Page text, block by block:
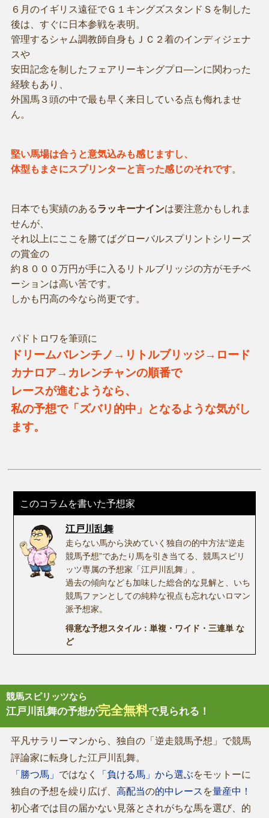
６月のイギリス遠征でＧ１キングズスタンドＳを制した
後は、すぐに日本参戦を表明。
管理するシャム調教師自身もＪＣ２着のインディジェナ
スや
安田記念を制したフェアリーキングプロ―ンに関わった
経験もあり、
外国馬３頭の中で最も早く来日している点も侮れませ
ん。
堅い馬場は合うと意気込みも感じますし、
体型もまさにスプリンターと言った感じのそれです。
日本でも実績のあるラッキーナインは要注意かもしれま
せんが、
それ以上にここを勝てばグローバルスプリントシリーズ
の賞金の
約８０００万円が手に入るリトルブリッジの方がモチベ
ーションは高い筈です。
しかも円高の今なら尚更です。
パドトロワを筆頭に
ドリームバレンチノ→リトルブリッジ→ロード
カナロア→カレンチャンの順番で
レースが進むようなら、
私の予想で「ズバリ的中」となるような気がし
ます。
このコラムを書いた予想家
江戸川乱舞
走らない馬から決めていく独自の的中方法“逆走
競馬予想”であたり馬を引き当てる、競馬スピリ
ッツ専属の予想家「江戸川乱舞」。
過去の傾向なども加味した総合的な見解と、いち
競馬ファンとしての純粋な視点も忘れないロマン
派予想家。
得意な予想スタイル：単複・ワイド・三連単 な
ど
競馬スピリッツなら
江戸川乱舞の予想が完全無料で見られる！
平凡サラリーマンから、独自の「逆走競馬予想」で競馬
評論家に転身した江戸川乱舞。
「勝つ馬」 ではなく 「負ける馬」から選ぶをモットーに
独自の予想を繰り広げ、 高配当の的中レース を量産中！
初心者では目の届かない見落とされがちな馬を選び、的